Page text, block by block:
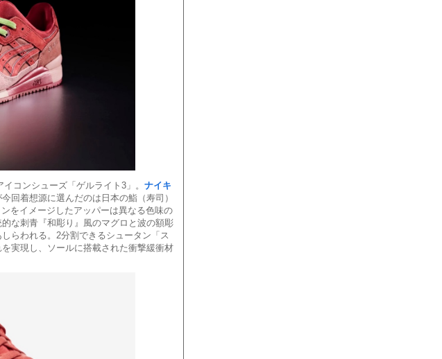
コンシューズ「ゲルライト3」。 ナイキ
回着想源に選んだのは日本の鮨（寿司）
をイメージしたアッパーは異なる色味の
な刺青『和彫り』風のマグロと波の額彫
らわれる。2分割できるシュータン「ス
実現し、ソールに搭載された衝撃緩衝材